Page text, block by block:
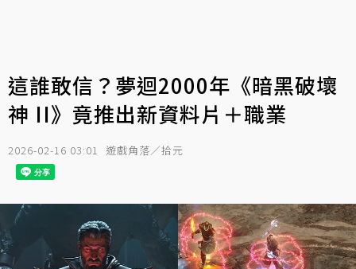
這誰敢信？夢迴2000年《暗黑破壞
神 II》竟推出新資料片＋職業
2026-02-16 03:01 遊戲角落／拾元